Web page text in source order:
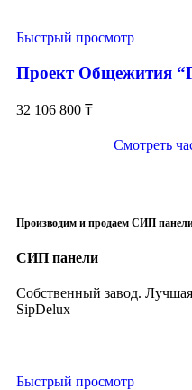
Быстрый просмотр
Проект Общежития
32 106 800 ₸
Смотреть
Производим и продаем СИП
СИП панели
Собственный завод. Лучшая
SipDelux
Быстрый просмотр